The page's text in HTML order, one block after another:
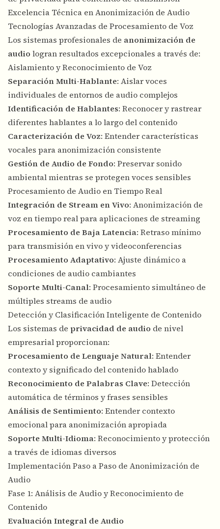
Excelencia Técnica en Anonimización de Audio
Tecnologías Avanzadas de Procesamiento de Voz
Los sistemas profesionales de anonimización de
audio logran resultados excepcionales a través de:
Aislamiento y Reconocimiento de Voz
Separación Multi-Hablante: Aislar voces
individuales de entornos de audio complejos
Identificación de Hablantes: Reconocer y rastrear
diferentes hablantes a lo largo del contenido
Caracterización de Voz: Entender características
vocales para anonimización consistente
Gestión de Audio de Fondo: Preservar sonido
ambiental mientras se protegen voces sensibles
Procesamiento de Audio en Tiempo Real
Integración de Stream en Vivo: Anonimización de
voz en tiempo real para aplicaciones de streaming
Procesamiento de Baja Latencia: Retraso mínimo
para transmisión en vivo y videoconferencias
Procesamiento Adaptativo: Ajuste dinámico a
condiciones de audio cambiantes
Soporte Multi-Canal: Procesamiento simultáneo de
múltiples streams de audio
Detección y Clasificación Inteligente de Contenido
Los sistemas de privacidad de audio de nivel
empresarial proporcionan:
Procesamiento de Lenguaje Natural: Entender
contexto y significado del contenido hablado
Reconocimiento de Palabras Clave: Detección
automática de términos y frases sensibles
Análisis de Sentimiento: Entender contexto
emocional para anonimización apropiada
Soporte Multi-Idioma: Reconocimiento y protección
a través de idiomas diversos
Implementación Paso a Paso de Anonimización de
Audio
Fase 1: Análisis de Audio y Reconocimiento de
Contenido
Evaluación Integral de Audio